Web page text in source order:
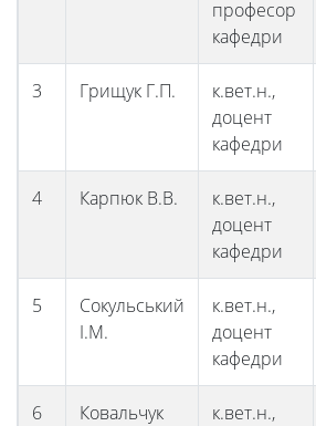
професор
кафедри
3 Грищук Г.П.
к.вет.н.,
доцент
кафедри
4 Карпюк В.В.
к.вет.н.,
доцент
кафедри
5
Сокульський
І.М.
к.вет.н.,
доцент
кафедри
6
Ковальчук
к.вет.н.,